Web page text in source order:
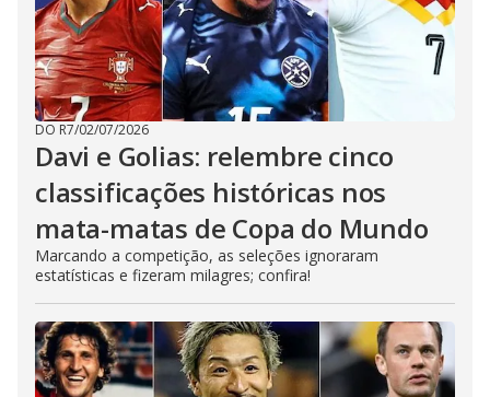
DO R7/02/07/2026
Davi e Golias: relembre cinco
classificações históricas nos
mata-matas de Copa do Mundo
Marcando a competição, as seleções ignoraram
estatísticas e fizeram milagres; confira!